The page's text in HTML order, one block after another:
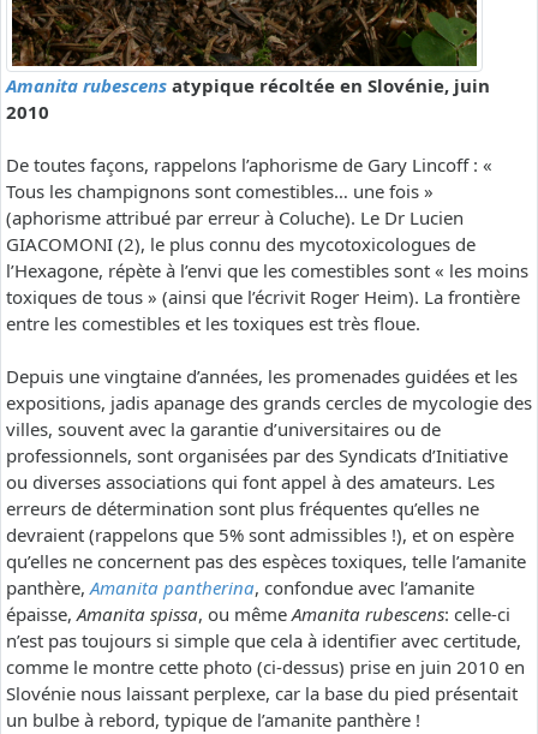
Amanita rubescens atypique récoltée en Slovénie, juin
2010
De toutes façons, rappelons l’aphorisme de Gary Lincoff : «
Tous les champignons sont comestibles… une fois »
(aphorisme attribué par erreur à Coluche). Le Dr Lucien
GIACOMONI (2), le plus connu des mycotoxicologues de
l’Hexagone, répète à l’envi que les comestibles sont « les moins
toxiques de tous » (ainsi que l’écrivit Roger Heim). La frontière
entre les comestibles et les toxiques est très floue.
Depuis une vingtaine d’années, les promenades guidées et les
expositions, jadis apanage des grands cercles de mycologie des
villes, souvent avec la garantie d’universitaires ou de
professionnels, sont organisées par des Syndicats d’Initiative
ou diverses associations qui font appel à des amateurs. Les
erreurs de détermination sont plus fréquentes qu’elles ne
devraient (rappelons que 5% sont admissibles !), et on espère
qu’elles ne concernent pas des espèces toxiques, telle l’amanite
panthère,Amanita pantherina, confondue avec l’amanite
épaisse,Amanita spissa, ou mêmeAmanita rubescens: celle-ci
n’est pas toujours si simple que cela à identifier avec certitude,
comme le montre cette photo (ci-dessus) prise en juin 2010 en
Slovénie nous laissant perplexe, car la base du pied présentait
un bulbe à rebord, typique de l’amanite panthère !